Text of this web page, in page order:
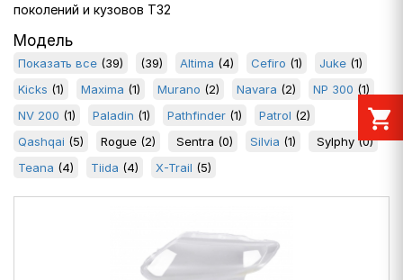
поколений и кузовов T32
Модель
Показать все (39) (39) Altima (4) Cefiro (1) Juke (1)
Kicks (1) Maxima (1) Murano (2) Navara (2) NP 300 (1)
NV 200 (1) Paladin (1) Pathfinder (1) Patrol (2)
Qashqai (5) Rogue (2) Sentra (0) Silvia (1) Sylphy (0)
Teana (4) Tiida (4) X-Trail (5)
shopping_cart